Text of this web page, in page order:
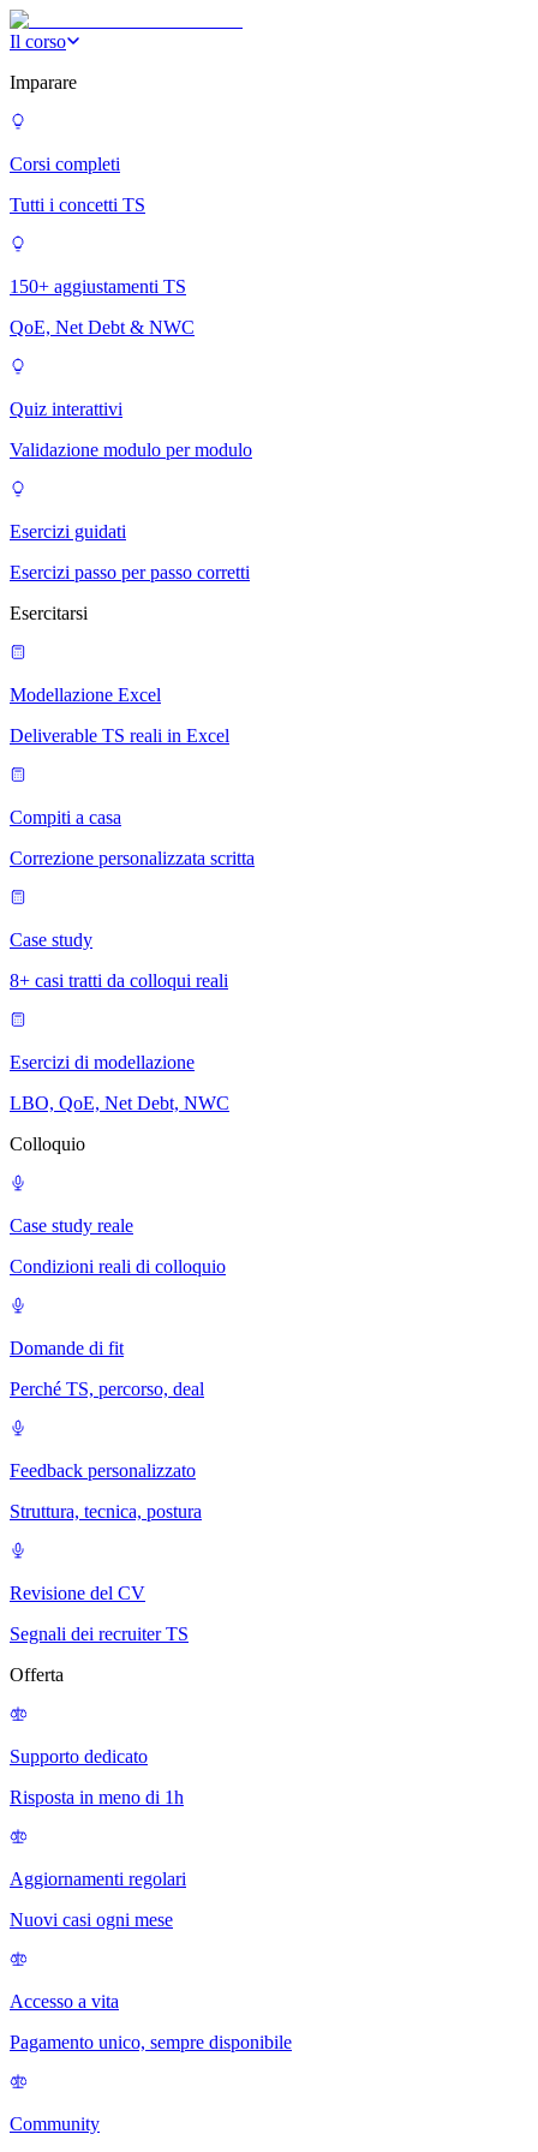
Il corso
Imparare
Corsi completi
Tutti i concetti TS
150+ aggiustamenti TS
QoE, Net Debt & NWC
Quiz interattivi
Validazione modulo per modulo
Esercizi guidati
Esercizi passo per passo corretti
Esercitarsi
Modellazione Excel
Deliverable TS reali in Excel
Compiti a casa
Correzione personalizzata scritta
Case study
8+ casi tratti da colloqui reali
Esercizi di modellazione
LBO, QoE, Net Debt, NWC
Colloquio
Case study reale
Condizioni reali di colloquio
Domande di fit
Perché TS, percorso, deal
Feedback personalizzato
Struttura, tecnica, postura
Revisione del CV
Segnali dei recruiter TS
Offerta
Supporto dedicato
Risposta in meno di 1h
Aggiornamenti regolari
Nuovi casi ogni mese
Accesso a vita
Pagamento unico, sempre disponibile
Community